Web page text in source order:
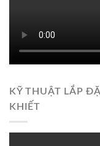
KỸ THUẬT LẮP
KHIẾT